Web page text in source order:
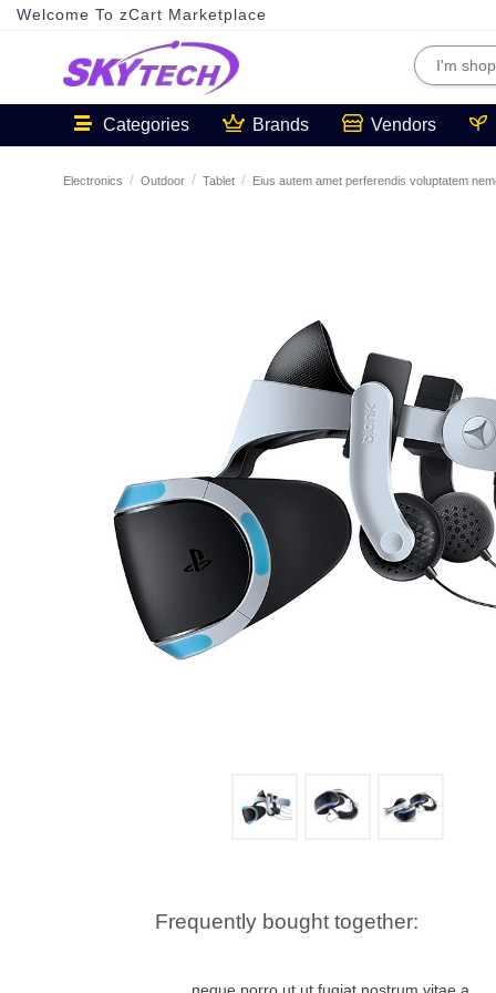
Welcome To zCart Marketplace
Categories Brands Vendors
Electronics Outdoor Tablet Eius autem amet perferendis voluptatem
Frequently bought together: